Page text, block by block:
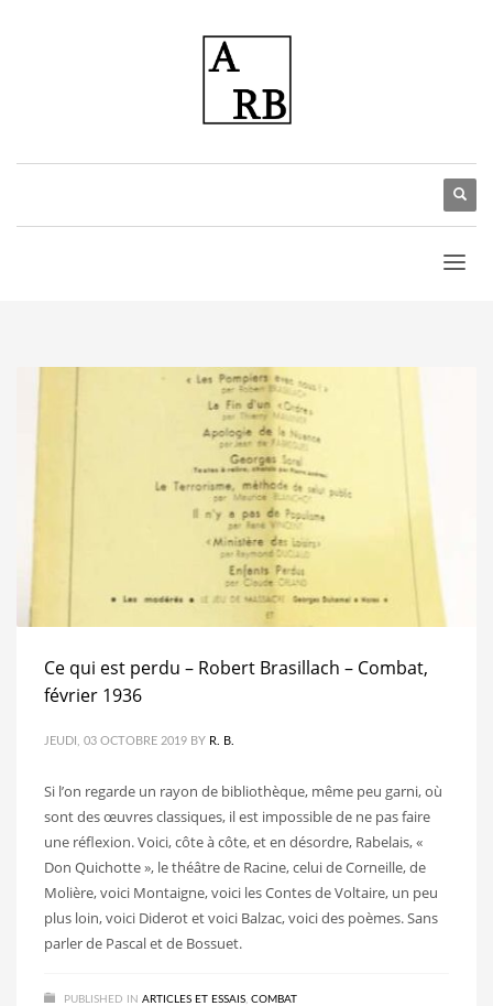
Ce qui est perdu – Robert Brasillach – Combat,
février 1936
JEUDI, 03 OCTOBRE 2019 BY R. B.
Si l’on regarde un rayon de bibliothèque, même peu garni, où
sont des œuvres classiques, il est impossible de ne pas faire
une réflexion. Voici, côte à côte, et en désordre, Rabelais, «
Don Quichotte », le théâtre de Racine, celui de Corneille, de
Molière, voici Montaigne, voici les Contes de Voltaire, un peu
plus loin, voici Diderot et voici Balzac, voici des poèmes. Sans
parler de Pascal et de Bossuet.
PUBLISHED IN ARTICLES ET ESSAIS COMBAT